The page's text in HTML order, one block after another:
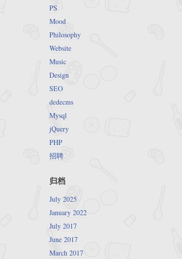
PS
Mood
Philosophy
Website
Music
Design
SEO
dedecms
Mysql
jQuery
PHP
招聘
归档
July 2025
January 2022
July 2017
June 2017
March 2017